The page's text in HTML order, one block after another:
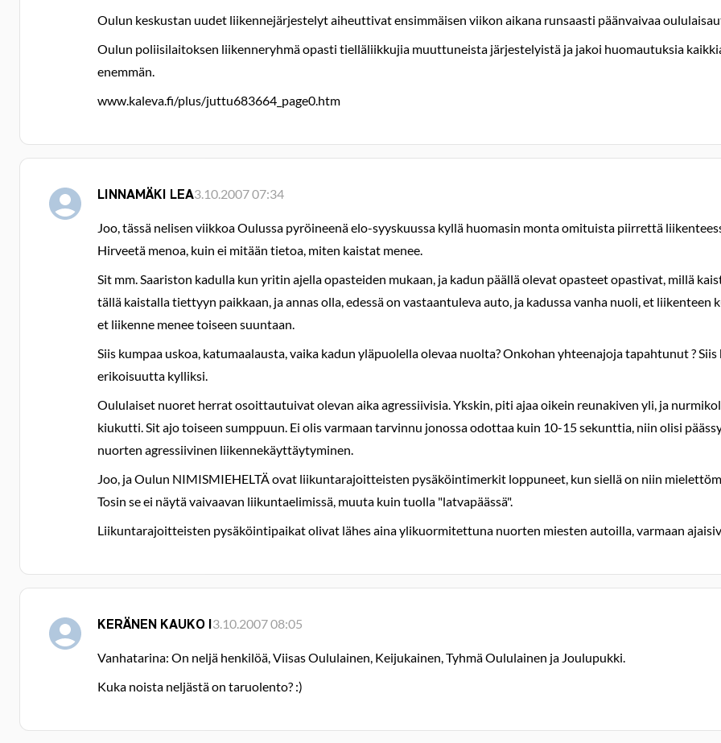
Oulun keskustan uudet liikennejärjestelyt aiheuttivat ensimmäisen viikon aikana runsaasti päänvaivaa
Oulun poliisilaitoksen liikenneryhmä opasti tielläliikkujia muuttuneista järjestelyistä ja jakoi huomautuksia
enemmän.
www.kaleva.fi/plus/juttu683664_page0.htm
LINNAMÄKI LEA3.10.2007 07:34
Joo, tässä nelisen viikkoa Oulussa pyröineenä elo-syyskuussa kyllä huomasin monta omituista piirrettä
Hirveetä menoa, kuin ei mitään tietoa, miten kaistat menee.
Sit mm. Saariston kadulla kun yritin ajella opasteiden mukaan, ja kadun päällä olevat opasteet opastivat, millä
tällä kaistalla tiettyyn paikkaan, ja annas olla, edessä on vastaantuleva auto, ja kadussa vanha nuoli, et
et liikenne menee toiseen suuntaan.
Siis kumpaa uskoa, katumaalausta, vaika kadun yläpuolella olevaa nuolta? Onkohan yhteenajoja tapahtunut ?
erikoisuutta kylliksi.
Oululaiset nuoret herrat osoittautuivat olevan aika agressiivisia. Ykskin, piti ajaa oikein reunakiven yli, ja
kiukutti. Sit ajo toiseen sumppuun. Ei olis varmaan tarvinnu jonossa odottaa kuin 10-15 sekunttia, niin olisi
nuorten agressiivinen liikennekäyttäytyminen.
Joo, ja Oulun NIMISMIEHELTÄ ovat liikuntarajoitteisten pysäköintimerkit loppuneet, kun siellä on niin
Tosin se ei näytä vaivaavan liikuntaelimissä, muuta kuin tuolla "latvapäässä".
Liikuntarajoitteisten pysäköintipaikat olivat lähes aina ylikuormitettuna nuorten miesten autoilla, varmaan
KERÄNEN KAUKO I3.10.2007 08:05
Vanhatarina: On neljä henkilöä, Viisas Oululainen, Keijukainen, Tyhmä Oululainen ja Joulupukki.
Kuka noista neljästä on taruolento? :)